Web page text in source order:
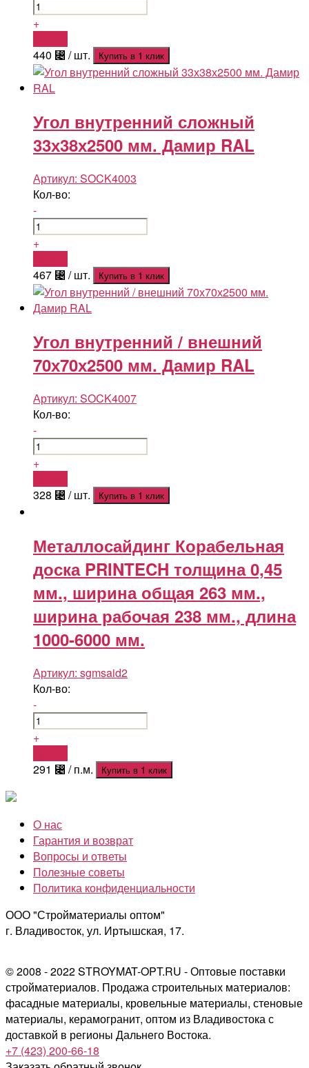
+
440 ⃄ / шт. Купить в 1 клик
Угол внутренний сложный
33х38х2500 мм. Дамир RAL
Артикул: SOCK4003
Кол-во:
-
+
467 ⃄ / шт. Купить в 1 клик
Угол внутренний / внешний
70х70х2500 мм. Дамир RAL
Артикул: SOCK4007
Кол-во:
-
+
328 ⃄ / шт. Купить в 1 клик
Металлосайдинг Корабельная
доска PRINTECH толщина 0,45
мм., ширина общая 263 мм.,
ширина рабочая 238 мм., длина
1000-6000 мм.
Артикул: sgmsaid2
Кол-во:
-
+
291 ⃄ / п.м. Купить в 1 клик
О нас
Гарантия и возврат
Вопросы и ответы
Полезные советы
Политика конфиденциальности
ООО "Стройматериалы оптом"
г. Владивосток, ул. Иртышская, 17.
© 2008 - 2022 STROYMAT-OPT.RU - Оптовые поставки
стройматериалов. Продажа строительных материалов:
фасадные материалы, кровельные материалы, стеновые
материалы, керамогранит, оптом из Владивостока с
доставкой в регионы Дальнего Востока.
+7 (423) 200-66-18